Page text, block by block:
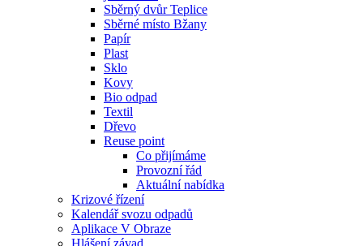
Sběrný dvůr Teplice
Sběrné místo Bžany
Papír
Plast
Sklo
Kovy
Bio odpad
Textil
Dřevo
Reuse point
Co přijímáme
Provozní řád
Aktuální nabídka
Krizové řízení
Kalendář svozu odpadů
Aplikace V Obraze
Hlášení závad